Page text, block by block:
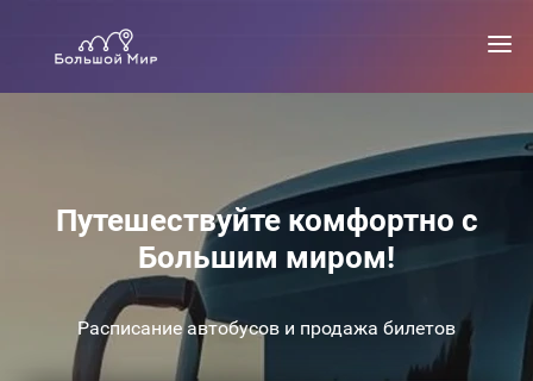
Путешествуйте комфортно с
Большим миром!
Расписание автобусов и продажа билетов